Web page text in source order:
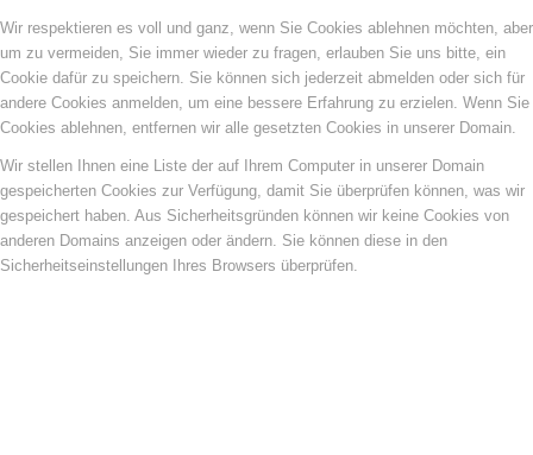
Wir respektieren es voll und ganz, wenn Sie Cookies ablehnen möchten, aber
um zu vermeiden, Sie immer wieder zu fragen, erlauben Sie uns bitte, ein
Cookie dafür zu speichern. Sie können sich jederzeit abmelden oder sich für
andere Cookies anmelden, um eine bessere Erfahrung zu erzielen. Wenn Sie
Cookies ablehnen, entfernen wir alle gesetzten Cookies in unserer Domain.
Wir stellen Ihnen eine Liste der auf Ihrem Computer in unserer Domain
gespeicherten Cookies zur Verfügung, damit Sie überprüfen können, was wir
gespeichert haben. Aus Sicherheitsgründen können wir keine Cookies von
anderen Domains anzeigen oder ändern. Sie können diese in den
Sicherheitseinstellungen Ihres Browsers überprüfen.